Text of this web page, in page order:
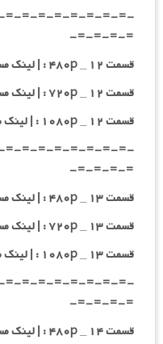
=-=-=-=-=-=-=-
=-=-=-=-
قسمت ۱۲ _ ۴۸۰p : | لینک مستقیم | دوبله فارسی
قسمت ۱۲ _ ۷۲۰p : | لینک مستقیم | دوبله فارسی
قسمت ۱۲ _ ۱۰۸۰p : | لینک مستقیم | دوبله فارسی
=-=-=-=-=-=-=-
=-=-=-=-
قسمت ۱۳ _ ۴۸۰p : | لینک مستقیم | دوبله فارسی
قسمت ۱۳ _ ۷۲۰p : | لینک مستقیم | دوبله فارسی
قسمت ۱۳ _ ۱۰۸۰p : | لینک مستقیم | دوبله فارسی
=-=-=-=-=-=-=-
=-=-=-=-
قسمت ۱۴ _ ۴۸۰p : | لینک مستقیم | دوبله فارسی